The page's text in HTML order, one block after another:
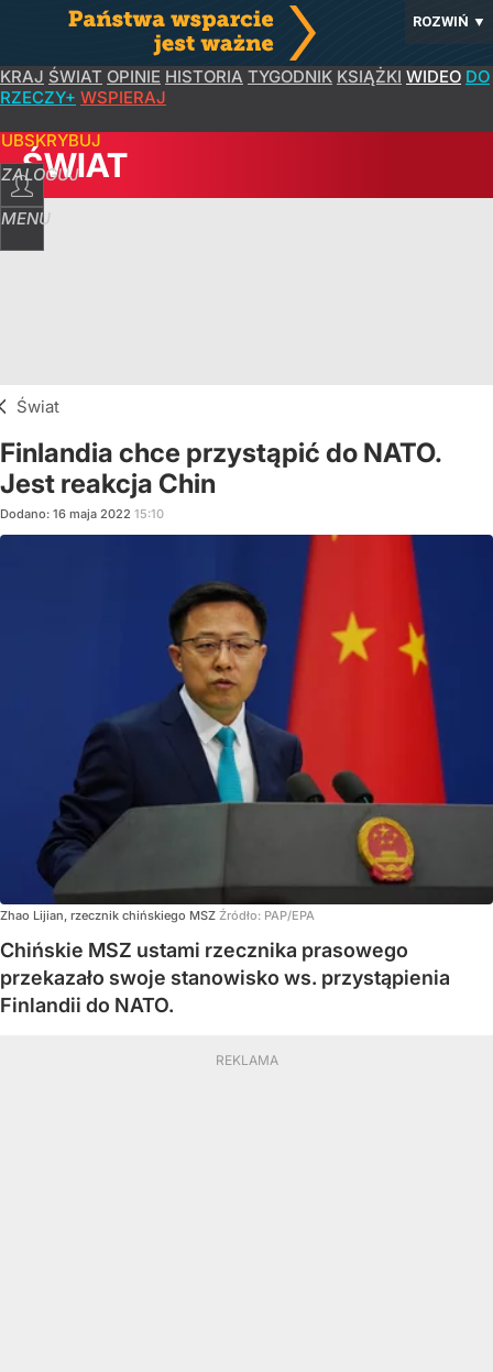
ROZWIŃ ▼
KRAJ ŚWIAT OPINIE HISTORIA TYGODNIK KSIĄŻKI WIDEO DO
RZECZY+ WSPIERAJ
ZALOGUJ
MENU
ŚWIAT
Świat
Finlandia chce przystąpić do NATO.
Jest reakcja Chin
Dodano: 16 maja 2022 15:10
Zhao Lijian, rzecznik chińskiego MSZ Źródło: PAP/EPA
Chińskie MSZ ustami rzecznika prasowego
przekazało swoje stanowisko ws. przystąpienia
Finlandii do NATO.